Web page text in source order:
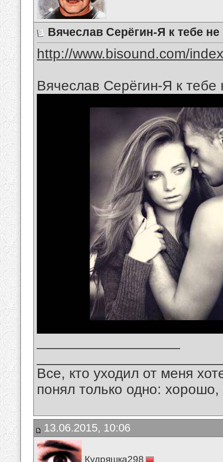
Вячеслав Серёгин-Я к тебе не
http://www.bisound.com/
Вячеслав Серёгин-Я к тебе
Все, кто уходил от меня
понял только одно:
13.06.2015, 10:06
Кудряшка298